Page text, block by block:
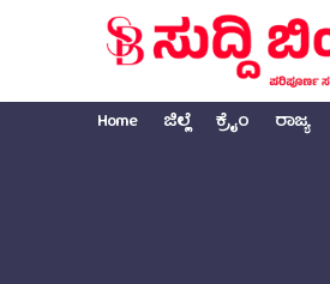
Home ಜಿಲ್ಲೆ ಕ್ರೈಂ ರಾಜ್ಯ